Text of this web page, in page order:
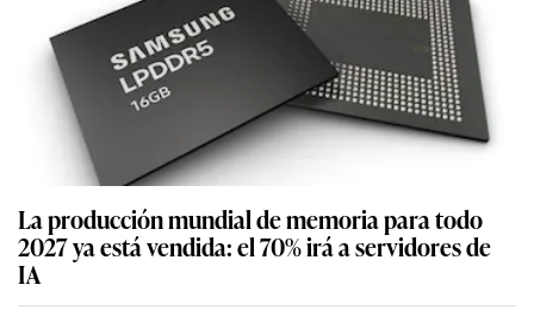
La producción mundial de memoria para todo
2027 ya está vendida: el 70% irá a servidores de
IA